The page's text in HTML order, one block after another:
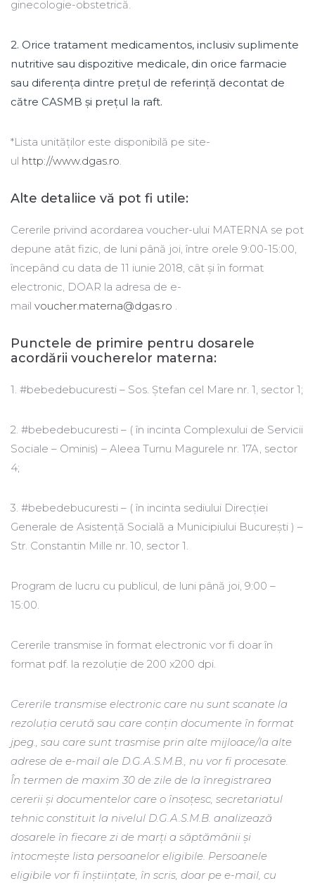
ginecologie-obstetrică.
2. Orice tratament medicamentos, inclusiv suplimente
nutritive sau dispozitive medicale, din orice farmacie
sau diferența dintre prețul de referință decontat de
către CASMB și prețul la raft.
*Lista unităților este disponibilă pe site-
ul http://www.dgas.ro.
Alte detaliice vă pot fi utile:
Cererile privind acordarea voucher-ului MATERNA se pot
depune atât fizic, de luni până joi, între orele 9:00-15:00,
începând cu data de 11 iunie 2018, cât și în format
electronic, DOAR la adresa de e-
mail voucher.materna@dgas.ro .
Punctele de primire pentru dosarele
acordării voucherelor materna:
1. #bebedebucuresti – Sos. Ștefan cel Mare nr. 1, sector 1;
2. #bebedebucuresti – ( în incinta Complexului de Servicii
Sociale – Ominis) – Aleea Turnu Magurele nr. 17A, sector
4;
3. #bebedebucuresti – ( în incinta sediului Direcției
Generale de Asistență Socială a Municipiului București ) –
Str. Constantin Mille nr. 10, sector 1.
Program de lucru cu publicul, de luni până joi, 9:00 –
15:00.
Cererile transmise în format electronic vor fi doar în
format pdf. la rezoluție de 200 x200 dpi.
Cererile transmise electronic care nu sunt scanate la
rezoluția cerută sau care conțin documente în format
jpeg., sau care sunt trasmise prin alte mijloace/la alte
adrese de e-mail ale D.G.A.S.M.B., nu vor fi procesate.
În termen de maxim 30 de zile de la înregistrarea
cererii și documentelor care o însoțesc, secretariatul
tehnic constituit la nivelul D.G.A.S.M.B. analizează
dosarele în fiecare zi de marți a săptămânii și
întocmește lista persoanelor eligibile. Persoanele
eligibile vor fi înștiințate, în scris, doar pe e-mail, cu